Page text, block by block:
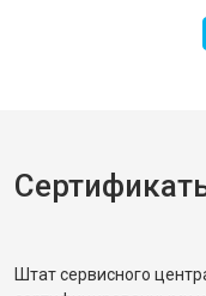
Штат сервисного